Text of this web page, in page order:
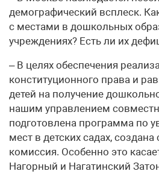
демографический всплеск.
с местами в дошкольных
учреждениях? Есть ли их
– В целях обеспечения
конституционного права и
детей на получение
нашим управлением
подготовлена программа по
мест в детских садах, создана
комиссия. Особенно это
Нагорный и Нагатинский